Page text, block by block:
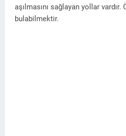
aşılmasını sağlayan yollar
bulabilmektir.